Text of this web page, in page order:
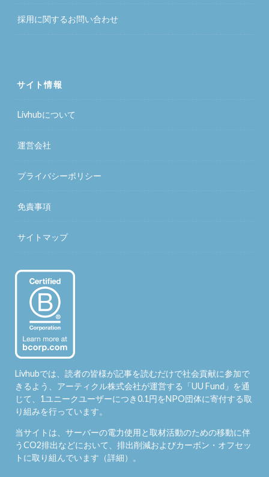
採用に関するお問い合わせ
サイト情報
Livhubについて
運営会社
プライバシーポリシー
免責事項
サイトマップ
Livhubでは、読者の皆様が記事を読むだけで社会貢献に参加で
きるよう、アーティクル株式会社が運営する「UU Fund 」を通
じて、1ユニークユーザーにつき0.1円をNPO団体に寄付する取
り組みを行っています。
当サイトは、サーバーの電力使用と取材活動のための移動に伴
うCO2排出などにおいて、排出削減およびカーボン・オフセッ
トに取り組んでいます（詳細）。